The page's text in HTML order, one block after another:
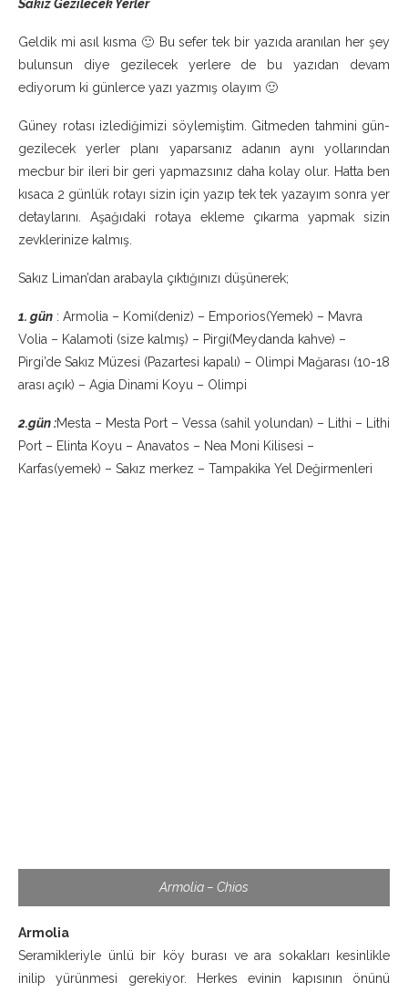
Sakız Gezilecek Yerler
Geldik mi asıl kısma 🙂 Bu sefer tek bir yazıda aranılan her şey
bulunsun diye gezilecek yerlere de bu yazıdan devam
ediyorum ki günlerce yazı yazmış olayım 🙂
Güney rotası izlediğimizi söylemiştim. Gitmeden tahmini gün-
gezilecek yerler planı yaparsanız adanın aynı yollarından
mecbur bir ileri bir geri yapmazsınız daha kolay olur. Hatta ben
kısaca 2 günlük rotayı sizin için yazıp tek tek yazayım sonra yer
detaylarını. Aşağıdaki rotaya ekleme çıkarma yapmak sizin
zevklerinize kalmış.
Sakız Liman’dan arabayla çıktığınızı düşünerek;
1. gün : Armolia – Komi(deniz) – Emporios(Yemek) – Mavra
Volia – Kalamoti (size kalmış) – Pirgi(Meydanda kahve) –
Pirgi’de Sakız Müzesi (Pazartesi kapalı) – Olimpi Mağarası (10-18
arası açık) – Agia Dinami Koyu – Olimpi
2.gün :Mesta – Mesta Port – Vessa (sahil yolundan) – Lithi – Lithi
Port – Elinta Koyu – Anavatos – Nea Moni Kilisesi –
Karfas(yemek) – Sakız merkez – Tampakika Yel Değirmenleri
Armolia – Chios
Armolia
Seramikleriyle ünlü bir köy burası ve ara sokakları kesinlikle
inilip yürünmesi gerekiyor. Herkes evinin kapısının önünü